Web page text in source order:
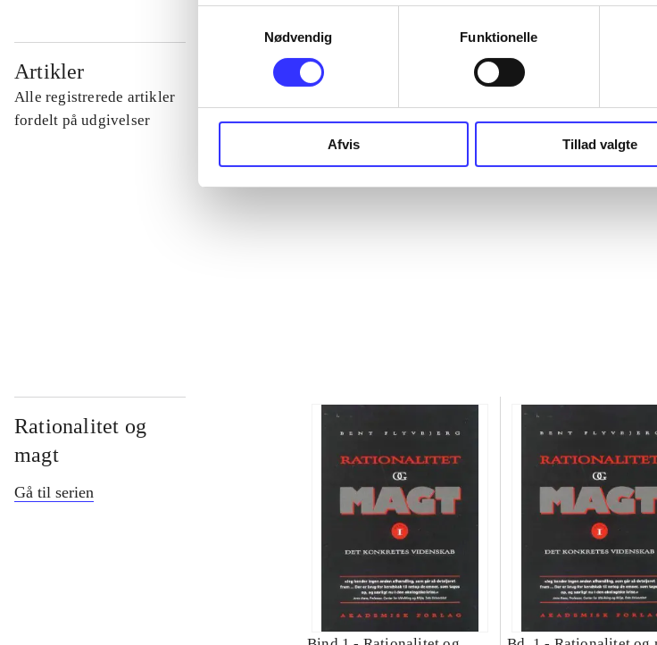
Nødvendig
Funktionelle
Afvis Tillad valgte
Artikler
Alle registrerede artikler
fordelt på udgivelser
...
Rationalitet og
magt
Gå til serien